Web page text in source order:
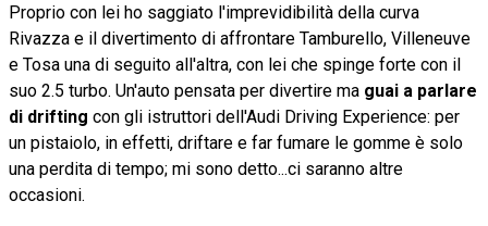
Proprio con lei ho saggiato l'imprevidibilità della curva
Rivazza e il divertimento di affrontare Tamburello, Villeneuve
e Tosa una di seguito all'altra, con lei che spinge forte con il
suo 2.5 turbo. Un'auto pensata per divertire ma guai a parlare
di drifting con gli istruttori dell'Audi Driving Experience: per
un pistaiolo, in effetti, driftare e far fumare le gomme è solo
una perdita di tempo; mi sono detto...ci saranno altre
occasioni.